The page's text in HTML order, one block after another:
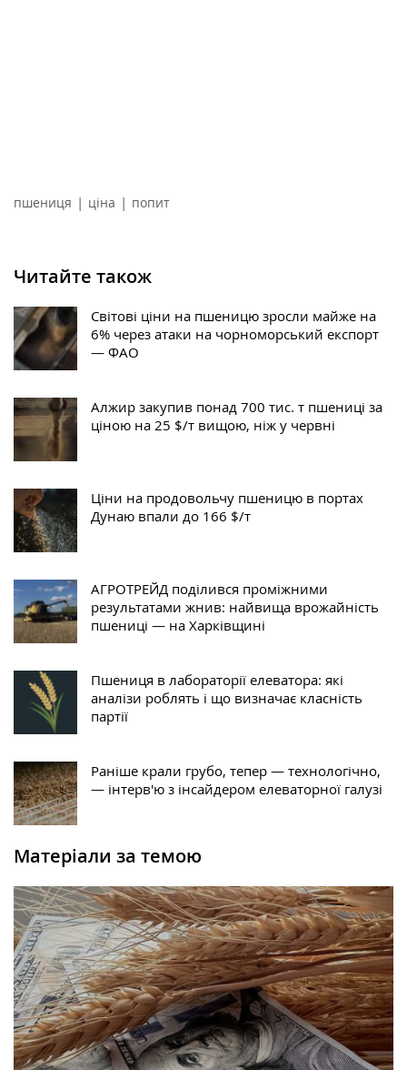
пшениця | ціна | попит
Читайте також
Світові ціни на пшеницю зросли майже на
6% через атаки на чорноморський експорт
— ФАО
Алжир закупив понад 700 тис. т пшениці за
ціною на 25 $/т вищою, ніж у червні
Ціни на продовольчу пшеницю в портах
Дунаю впали до 166 $/т
АГРОТРЕЙД поділився проміжними
результатами жнив: найвища врожайність
пшениці — на Харківщині
Пшениця в лабораторії елеватора: які
аналізи роблять і що визначає класність
партії
Раніше крали грубо, тепер — технологічно,
— інтерв'ю з інсайдером елеваторної галузі
Матеріали за темою